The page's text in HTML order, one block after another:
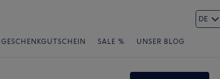
DE
GESCHENKGUTSCHEIN SALE % UNSER BLOG